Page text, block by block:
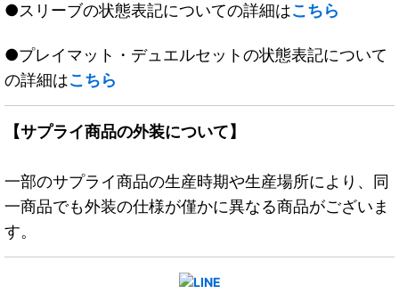
●スリーブの状態表記についての詳細はこちら
●プレイマット・デュエルセットの状態表記について
の詳細はこちら
【サプライ商品の外装について】
一部のサプライ商品の生産時期や生産場所により、同
一商品でも外装の仕様が僅かに異なる商品がございま
す。